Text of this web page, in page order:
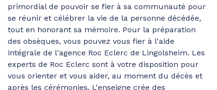
primordial de pouvoir se fier à sa communauté pour
se réunir et célébrer la vie de la personne décédée,
tout en honorant sa mémoire. Pour la préparation
des obsèques, vous pouvez vous fier à l'aide
intégrale de l'agence Roc Eclerc de Lingolsheim. Les
experts de Roc Eclerc sont à votre disposition pour
vous orienter et vous aider, au moment du décès et
après les cérémonies. L'enseigne crée des